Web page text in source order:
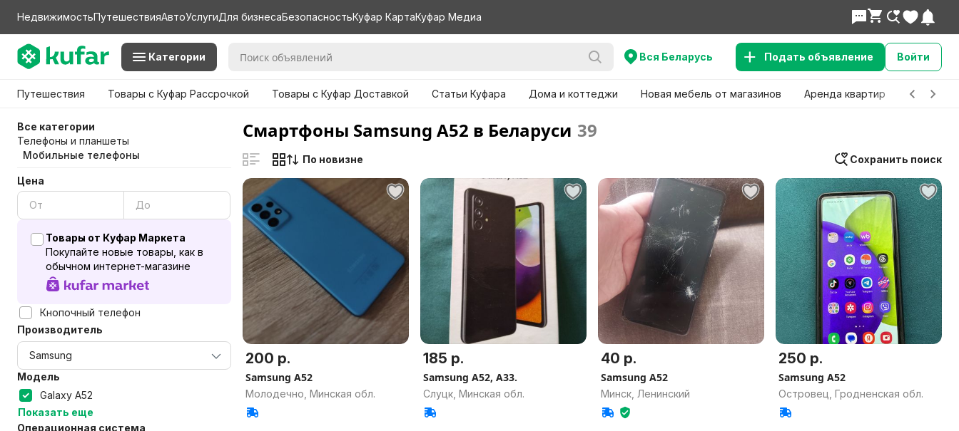
НедвижимостьПутешествияАвтоУслугиДля бизнесаБезопасностьКуфар КартаКуфар Медиа
Категории Вся Беларусь Подать объявление Войти
Путешествия Товары с Куфар Рассрочкой Товары с Куфар Доставкой Статьи Куфара Дома и коттеджи Новая мебель от магазинов Аренда квартир Детские
Все категории
Телефоны и планшеты
Мобильные телефоны
Цена
Товары от Куфар Маркета
Покупайте новые товары, как в
обычном интернет-магазине
Кнопочный телефон
Производитель
Модель
Galaxy A52
Показать еще
Операционная система
Смартфоны Samsung A52 в Беларуси 39
Сохранить поиск
По новизне
200 р.
Samsung A52
Молодечно, Минская обл.
185 р.
Samsung A52, A33.
Слуцк, Минская обл.
40 р.
Samsung A52
Минск, Ленинский
250 р.
Samsung A52
Островец, Гродненская обл.